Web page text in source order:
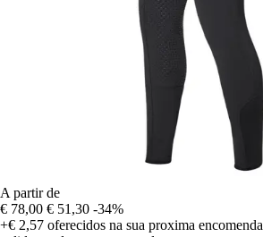
A partir de
€ 78,00 € 51,30 -34%
+€ 2,57 oferecidos na sua proxima encomenda